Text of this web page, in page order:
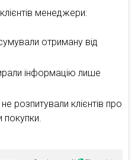
менеджери:
отриману від
інформацію лише
розпитували клієнтів про